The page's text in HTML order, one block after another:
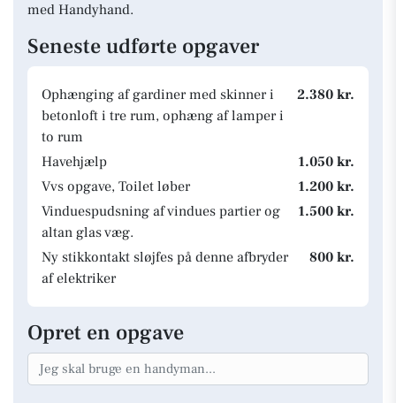
med Handyhand.
Seneste udførte opgaver
Ophænging af gardiner med skinner i
betonloft i tre rum, ophæng af lamper i
to rum
2.380 kr.
Havehjælp
1.050 kr.
Vvs opgave, Toilet løber
1.200 kr.
Vinduespudsning af vindues partier og
altan glas væg.
1.500 kr.
Ny stikkontakt sløjfes på denne afbryder
af elektriker
800 kr.
Opret en opgave